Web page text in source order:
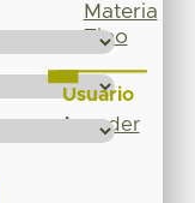
Materia
Tipo
Usuario
Acceder